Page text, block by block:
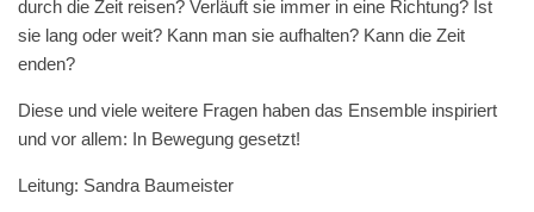
durch die Zeit reisen? Verläuft sie immer in eine Richtung? Ist
sie lang oder weit? Kann man sie aufhalten? Kann die Zeit
enden?
Diese und viele weitere Fragen haben das Ensemble inspiriert
und vor allem: In Bewegung gesetzt!
Leitung: Sandra Baumeister